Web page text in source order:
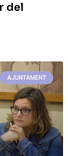
del
AJUNTAMENT